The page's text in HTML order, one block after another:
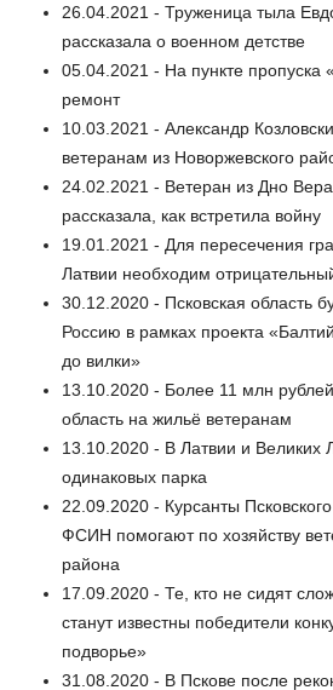
26.04.2021 - Труженица тыла
рассказала о военном детстве
05.04.2021 - На пункте пропуска
ремонт
10.03.2021 - Александр
ветеранам из Новоржевского
24.02.2021 - Ветеран из Дно
рассказала, как встретила войну
19.01.2021 - Для пересечения
Латвии необходим
30.12.2020 - Псковская область
Россию в рамках проекта
до вилки»
13.10.2020 - Более 11 млн
область на жильё ветеранам
13.10.2020 - В Латвии и Великих
одинаковых парка
22.09.2020 - Курсанты
ФСИН помогают по хозяйству
района
17.09.2020 - Те, кто не сидят
станут известны победители
подворье»
31.08.2020 - В Пскове после